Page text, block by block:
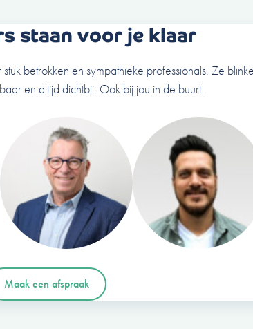
staan voor je klaar
betrokken en sympathieke professionals. Ze
en altijd dichtbij. Ook bij jou in de buurt.
Maak een afspraak